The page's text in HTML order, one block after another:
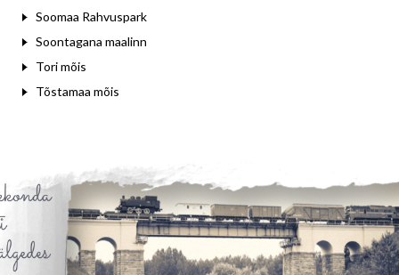
Soomaa Rahvuspark
Soontagana maalinn
Tori mõis
Tõstamaa mõis